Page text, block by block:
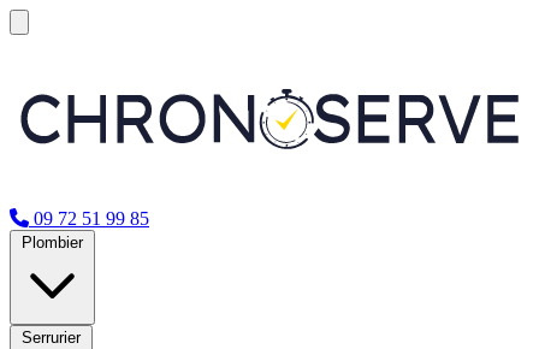
09 72 51 99 85
Plombier
Serrurier